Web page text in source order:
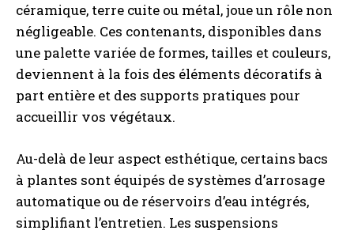
céramique, terre cuite ou métal, joue un rôle non
négligeable. Ces contenants, disponibles dans
une palette variée de formes, tailles et couleurs,
deviennent à la fois des éléments décoratifs à
part entière et des supports pratiques pour
accueillir vos végétaux.
Au-delà de leur aspect esthétique, certains bacs
à plantes sont équipés de systèmes d’arrosage
automatique ou de réservoirs d’eau intégrés,
simplifiant l’entretien. Les suspensions